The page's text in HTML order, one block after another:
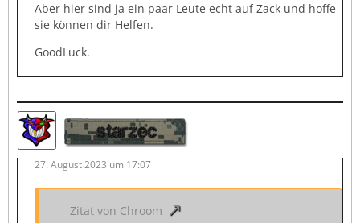
Aber hier sind ja ein paar Leute echt auf Zack und hoffe
sie können dir Helfen.
GoodLuck.
starzec
27. August 2023 um 17:07
Zitat von Chroom